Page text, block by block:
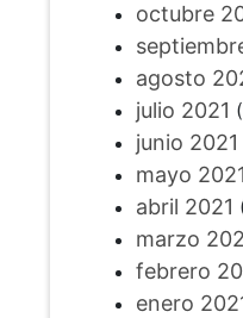
octubre
agosto
julio 2021
junio 2021
mayo 2021
abril 2021
marzo
febrero
enero